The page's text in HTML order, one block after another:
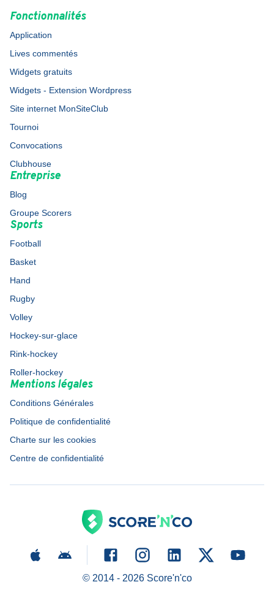
Fonctionnalités
Application
Lives commentés
Widgets gratuits
Widgets - Extension Wordpress
Site internet MonSiteClub
Tournoi
Convocations
Clubhouse
Entreprise
Blog
Groupe Scorers
Sports
Football
Basket
Hand
Rugby
Volley
Hockey-sur-glace
Rink-hockey
Roller-hockey
Mentions légales
Conditions Générales
Politique de confidentialité
Charte sur les cookies
Centre de confidentialité
© 2014 - 2026Score'n'co